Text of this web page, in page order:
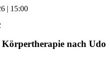
| 15:00
nach Udo